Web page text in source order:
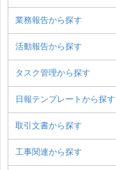
業務報告から探す
活動報告から探す
タスク管理から探す
日報テンプレートから探す
取引文書から探す
工事関連から探す